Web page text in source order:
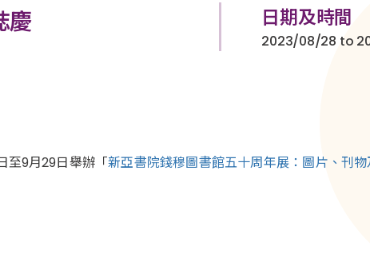
慶 日期及時間
2023/08/28 to
至9月29日舉辦「新亞書院錢穆圖書館五十周年展：圖片、刊物